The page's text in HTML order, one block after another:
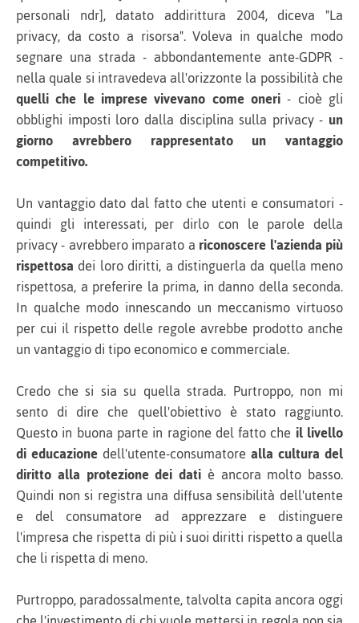
personali ndr], datato addirittura 2004, diceva "La
privacy, da costo a risorsa". Voleva in qualche modo
segnare una strada - abbondantemente ante-GDPR -
nella quale si intravedeva all'orizzonte la possibilità che
quelli che le imprese vivevano come oneri - cioè gli
obblighi imposti loro dalla disciplina sulla privacy - un
giorno avrebbero rappresentato un vantaggio
competitivo.
Un vantaggio dato dal fatto che utenti e consumatori -
quindi gli interessati, per dirlo con le parole della
privacy - avrebbero imparato ariconoscere l'azienda più
rispettosa dei loro diritti, a distinguerla da quella meno
rispettosa, a preferire la prima, in danno della seconda.
In qualche modo innescando un meccanismo virtuoso
per cui il rispetto delle regole avrebbe prodotto anche
un vantaggio di tipo economico e commerciale.
Credo che si sia su quella strada. Purtroppo, non mi
sento di dire che quell'obiettivo è stato raggiunto.
Questo in buona parte in ragione del fatto che il livello
di educazione dell'utente-consumatore alla cultura del
diritto alla protezione dei dati è ancora molto basso.
Quindi non si registra una diffusa sensibilità dell'utente
e del consumatore ad apprezzare e distinguere
l'impresa che rispetta di più i suoi diritti rispetto a quella
che li rispetta di meno.
Purtroppo, paradossalmente, talvolta capita ancora oggi